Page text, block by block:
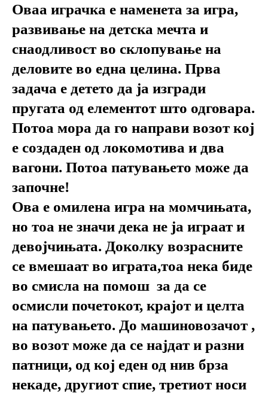
Оваа играчка е наменета за игра,
развивање на детска мечта и
снаодливост во склопување на
деловите во една целина. Прва
задача е детето да ја изгради
пругата од елементот што одговара.
Потоа мора да го направи возот кој
е создаден од локомотива и два
вагони. Потоа патувањето може да
започне!
Ова е омилена игра на момчињата,
но тоа не значи дека не ја играат и
девојчињата. Доколку возрасните
се вмешаат во играта,тоа нека биде
во смисла на помош за да се
осмисли почетокот, крајот и целта
на патувањето. До машиновозачот ,
во возот може да се најдат и разни
патници, од кој еден од нив брза
некаде, другиот спие, третиот носи